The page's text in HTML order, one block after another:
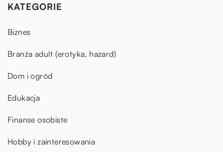
KATEGORIE
Biznes
Branża adult (erotyka, hazard)
Dom i ogród
Edukacja
Finanse osobiste
Hobby i zainteresowania